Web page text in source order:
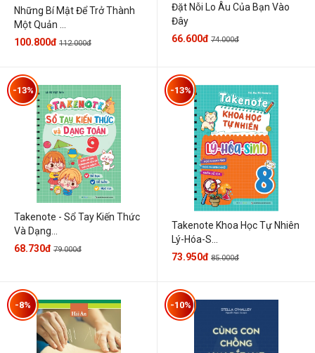
Những Bí Mật Để Trở Thành
Một Quản ...
100.800đ 112.000đ
Đặt Nỗi Lo Âu Của Bạn Vào
Đây
66.600đ 74.000đ
Takenote - Sổ Tay Kiến Thức
Và Dạng...
-13%
68.730đ 79.000đ
Takenote Khoa Học Tự Nhiên
Lý-Hóa-S...
-13%
73.950đ 85.000đ
-8% -10%